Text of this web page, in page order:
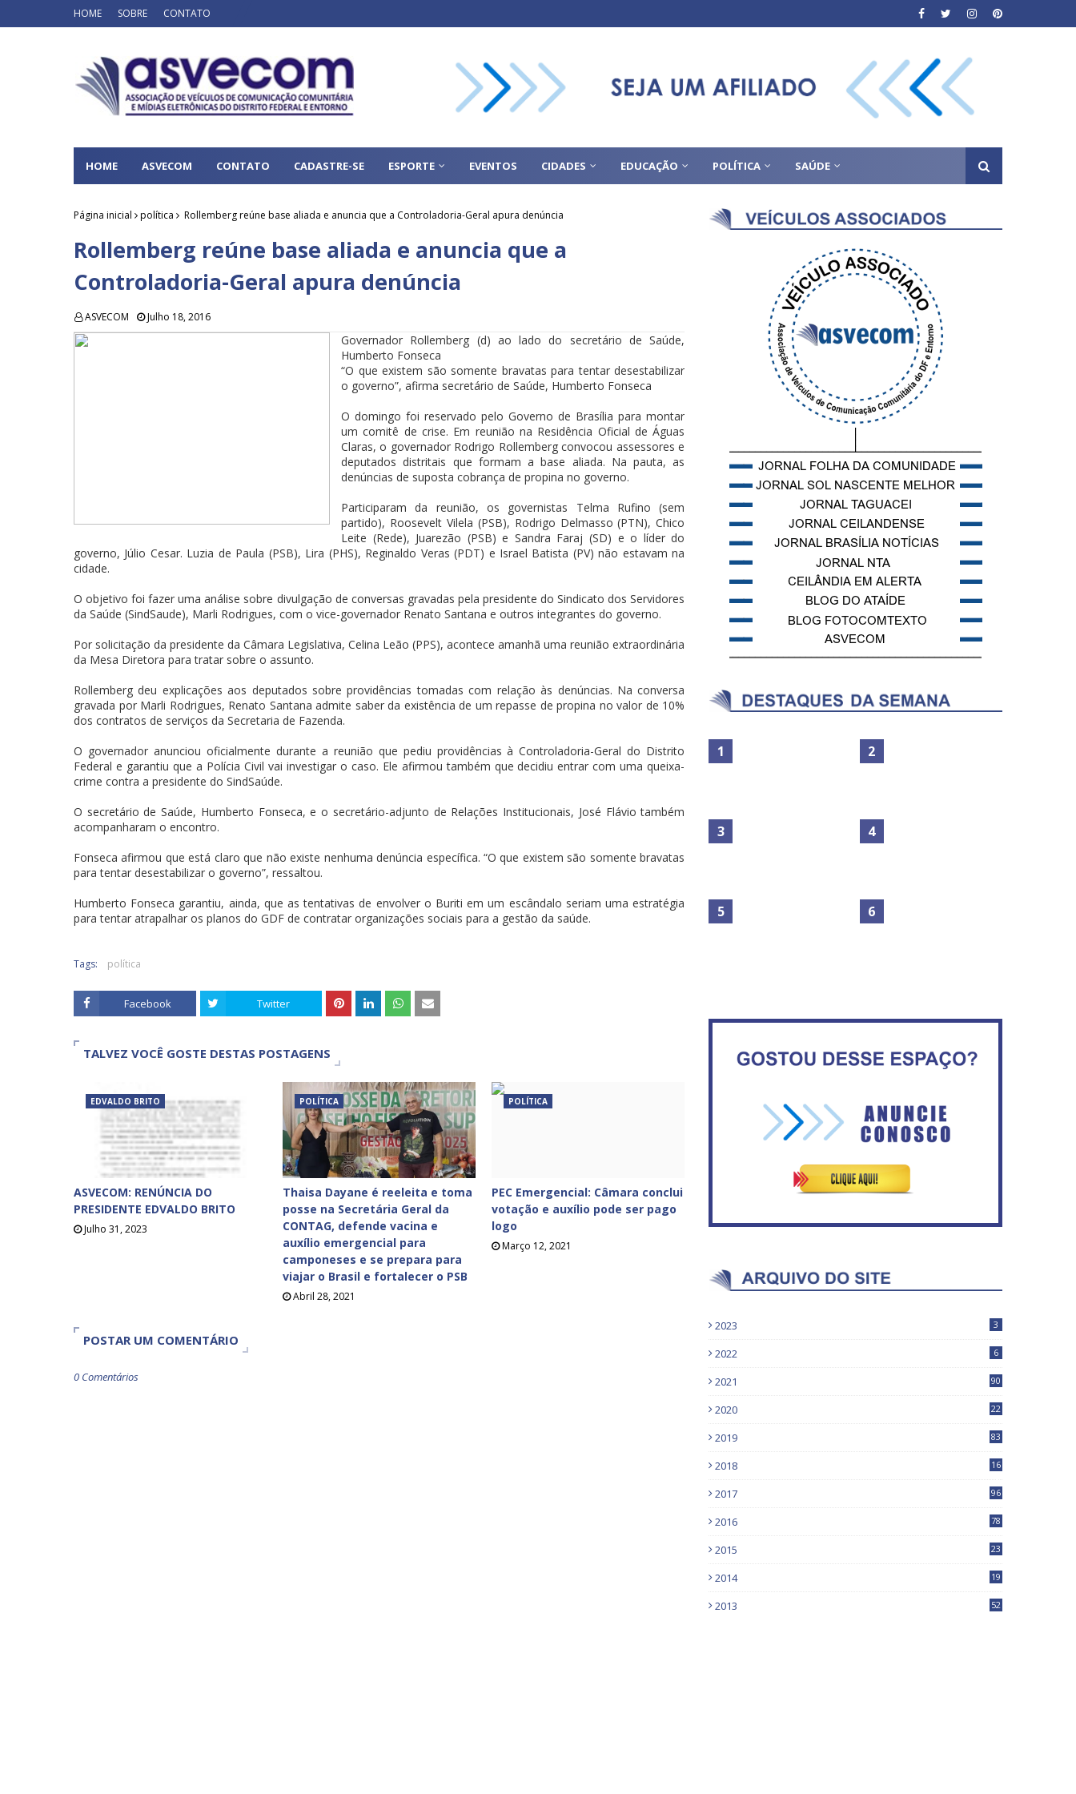
HOME SOBRE CONTATO
HOME ASVECOM CONTATO CADASTRE-SE ESPORTE EVENTOS CIDADES EDUCAÇÃO POLÍTICA SAÚDE
Página inicial política Rollemberg reúne base aliada e anuncia que a Controladoria-Geral apura denúncia
Rollemberg reúne base aliada e anuncia que a
Controladoria-Geral apura denúncia
ASVECOM Julho 18, 2016
Governador Rollemberg (d) ao lado do secretário de Saúde,
Humberto Fonseca
“O que existem são somente bravatas para tentar desestabilizar
o governo”, afirma secretário de Saúde, Humberto Fonseca
O domingo foi reservado pelo Governo de Brasília para montar
um comitê de crise. Em reunião na Residência Oficial de Águas
Claras, o governador Rodrigo Rollemberg convocou assessores e
deputados distritais que formam a base aliada. Na pauta, as
denúncias de suposta cobrança de propina no governo.
Participaram da reunião, os governistas Telma Rufino (sem
partido), Roosevelt Vilela (PSB), Rodrigo Delmasso (PTN), Chico
Leite (Rede), Juarezão (PSB) e Sandra Faraj (SD) e o líder do
governo, Júlio Cesar. Luzia de Paula (PSB), Lira (PHS), Reginaldo Veras (PDT) e Israel Batista (PV) não estavam na
cidade.
O objetivo foi fazer uma análise sobre divulgação de conversas gravadas pela presidente do Sindicato dos Servidores
da Saúde (SindSaude), Marli Rodrigues, com o vice-governador Renato Santana e outros integrantes do governo.
Por solicitação da presidente da Câmara Legislativa, Celina Leão (PPS), acontece amanhã uma reunião extraordinária
da Mesa Diretora para tratar sobre o assunto.
Rollemberg deu explicações aos deputados sobre providências tomadas com relação às denúncias. Na conversa
gravada por Marli Rodrigues, Renato Santana admite saber da existência de um repasse de propina no valor de 10%
dos contratos de serviços da Secretaria de Fazenda.
O governador anunciou oficialmente durante a reunião que pediu providências à Controladoria-Geral do Distrito
Federal e garantiu que a Polícia Civil vai investigar o caso. Ele afirmou também que decidiu entrar com uma queixa-
crime contra a presidente do SindSaúde.
O secretário de Saúde, Humberto Fonseca, e o secretário-adjunto de Relações Institucionais, José Flávio também
acompanharam o encontro.
Fonseca afirmou que está claro que não existe nenhuma denúncia específica. “O que existem são somente bravatas
para tentar desestabilizar o governo”, ressaltou.
Humberto Fonseca garantiu, ainda, que as tentativas de envolver o Buriti em um escândalo seriam uma estratégia
para tentar atrapalhar os planos do GDF de contratar organizações sociais para a gestão da saúde.
Tags: política
Facebook Twitter
TALVEZ VOCÊ GOSTE DESTAS POSTAGENS
EDVALDO BRITO
ASVECOM: RENÚNCIA DO
PRESIDENTE EDVALDO BRITO
Julho 31, 2023
POLÍTICA
Thaisa Dayane é reeleita e toma
posse na Secretária Geral da
CONTAG, defende vacina e
auxílio emergencial para
camponeses e se prepara para
viajar o Brasil e fortalecer o PSB
Abril 28, 2021
POLÍTICA
PEC Emergencial: Câmara conclui
votação e auxílio pode ser pago
logo
Março 12, 2021
POSTAR UM COMENTÁRIO
0 Comentários
buscar ajuda do governo
será sustentada por 52 jatos
ventiladores
2023 3
2022 6
2021 90
2020
22
2019
83
2018
16
2017
96
2016
78
2015 23
2014 19
2013 52